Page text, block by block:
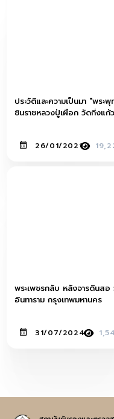
ประวัติและความเป็นมา "พระพุ
ชินราชหลวงปู่เผือก วัดกิ่งแก้ว
26/01/2021
พระเพชรกลับ หลังจารดินสอ
อินทาราม กรุงเทพมหานคร
31/07/2024